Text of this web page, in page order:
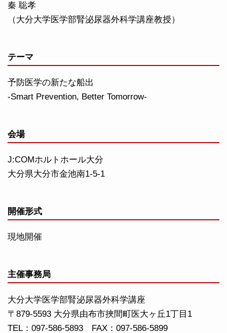
秦 聡孝
（大分大学医学部腎泌尿器外科学講座教授）
テーマ
予防医学の新たな船出
-Smart Prevention, Better Tomorrow-
会場
J:COMホルトホール大分
大分県大分市金池南1-5-1
開催形式
現地開催
主催事務局
大分大学医学部腎泌尿器外科学講座
〒879-5593 大分県由布市挾間町医大ヶ丘1丁目1
TEL：097-586-5893 FAX：097-586-5899